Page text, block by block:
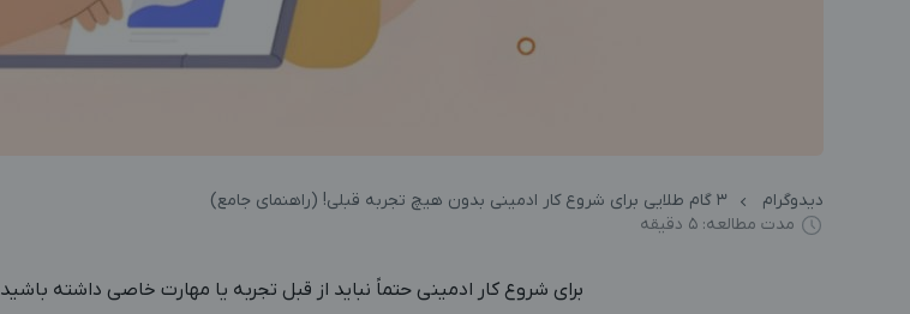
دیدوگرام
۳ گام طلایی برای شروع کار ادمینی بدون هیچ تجربه قبلی! (راهنمای جامع)
مدت مطالعه: ۵ دقیقه
برای شروع کار ادمینی حتماً نباید از قبل تجربه یا مهارت خاصی داشته